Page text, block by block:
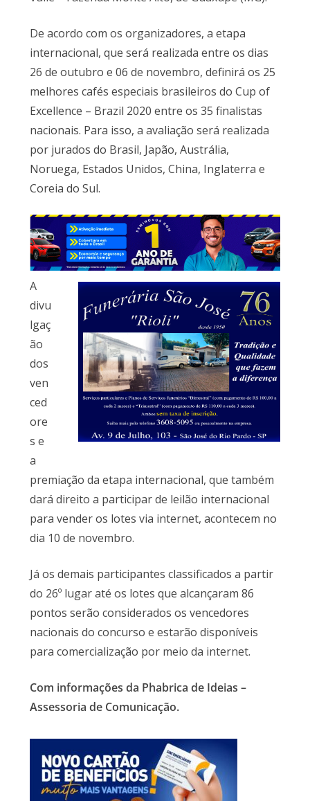
De acordo com os organizadores, a etapa
internacional, que será realizada entre os dias
26 de outubro e 06 de novembro, definirá os 25
melhores cafés especiais brasileiros do Cup of
Excellence – Brazil 2020 entre os 35 finalistas
nacionais. Para isso, a avaliação será realizada
por jurados do Brasil, Japão, Austrália,
Noruega, Estados Unidos, China, Inglaterra e
Coreia do Sul.
A
divu
lgaç
ão
dos
ven
ced
ore
s e
a
premiação da etapa internacional, que também
dará direito a participar de leilão internacional
para vender os lotes via internet, acontecem no
dia 10 de novembro.
Já os demais participantes classificados a partir
do 26º lugar até os lotes que alcançaram 86
pontos serão considerados os vencedores
nacionais do concurso e estarão disponíveis
para comercialização por meio da internet.
Com informações da Phabrica de Ideias –
Assessoria de Comunicação.